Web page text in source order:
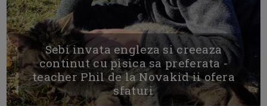
Sebi invata engleza si creeaza
continut cu pisica sa preferata -
teacher Phil de la Novakid ii ofera
sfaturi